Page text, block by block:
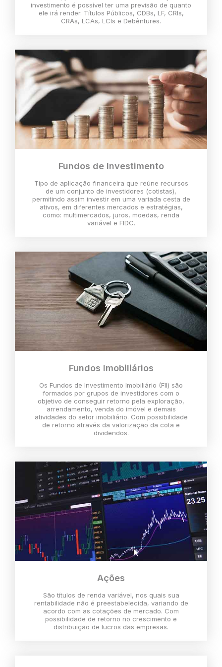
investimento é possível ter uma previsão de quanto
ele irá render. Títulos Públicos, CDBs, LF, CRIs,
CRAs, LCAs, LCIs e Debêntures.
Fundos de Investimento
Tipo de aplicação financeira que reúne recursos
de um conjunto de investidores (cotistas),
permitindo assim investir em uma variada cesta de
ativos, em diferentes mercados e estratégias,
como: multimercados, juros, moedas, renda
variável e FIDC.
Fundos Imobiliários
Os Fundos de Investimento Imobiliário (FII) são
formados por grupos de investidores com o
objetivo de conseguir retorno pela exploração,
arrendamento, venda do imóvel e demais
atividades do setor imobiliário. Com possibilidade
de retorno através da valorização da cota e
dividendos.
Ações
São títulos de renda variável, nos quais sua
rentabilidade não é preestabelecida, variando de
acordo com as cotações de mercado. Com
possibilidade de retorno no crescimento e
distribuição de lucros das empresas.